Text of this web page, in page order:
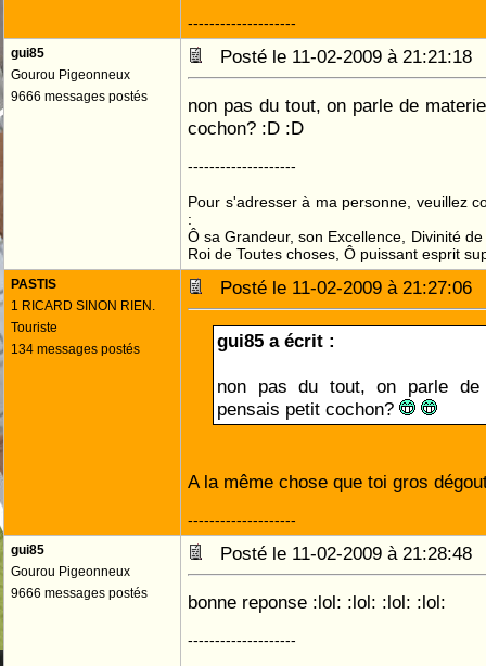
--------------------
gui85
Gourou Pigeonneux
9666 messages postés
Posté le 11-02-2009 à
non pas du tout, on parle de
cochon? :D :D
--------------------
Pour s'adresser à ma personne, veuillez
:
Ô sa Grandeur, son Excellence, Divinité
Roi de Toutes choses, Ô puissant esprit
PASTIS
1 RICARD SINON RIEN.
Touriste
134 messages postés
Posté le 11-02-2009 à
gui85 a écrit :
non pas du tout, on parle
pensais petit cochon?
A la même chose que toi gros
--------------------
gui85
Gourou Pigeonneux
9666 messages postés
Posté le 11-02-2009 à
bonne reponse :lol: :lol: :lol: :lol:
--------------------